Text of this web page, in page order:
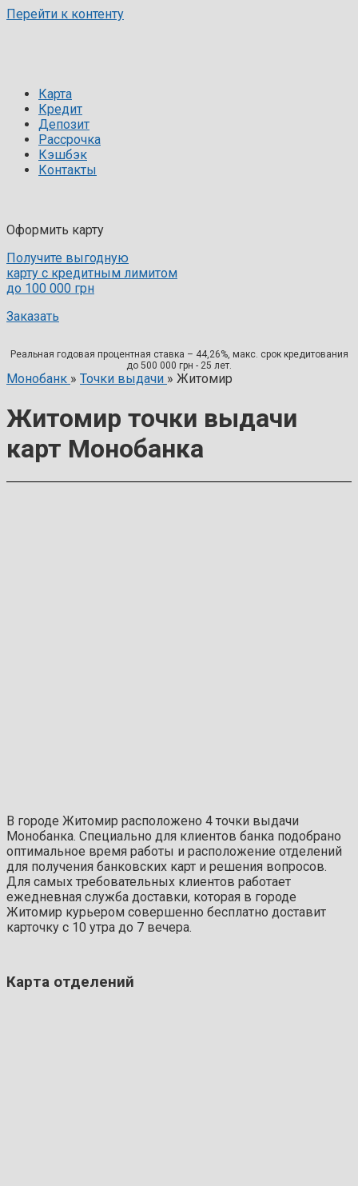
Перейти к контенту
Карта
Кредит
Депозит
Рассрочка
Кэшбэк
Контакты
Оформить карту
Получите выгодную
карту с кредитным лимитом
до 100 000 грн
Заказать
Реальная годовая процентная ставка – 44,26%, макс. срок кредитования
до 500 000 грн - 25 лет.
Монобанк » Точки выдачи » Житомир
Житомир точки выдачи
карт Монобанка
В городе Житомир расположено 4 точки выдачи
Монобанка. Специально для клиентов банка подобрано
оптимальное время работы и расположение отделений
для получения банковских карт и решения вопросов.
Для самых требовательных клиентов работает
ежедневная служба доставки, которая в городе
Житомир курьером совершенно бесплатно доставит
карточку с 10 утра до 7 вечера.
Карта отделений